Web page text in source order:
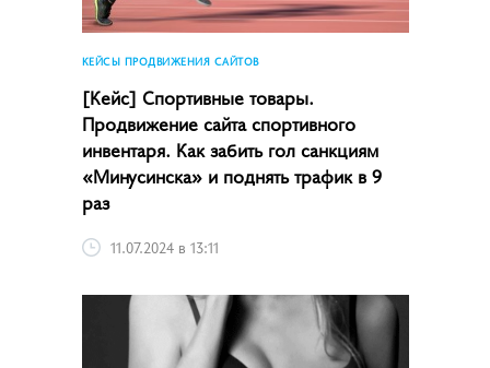
КЕЙСЫ ПРОДВИЖЕНИЯ САЙТОВ
[Кейс] Спортивные товары.
Продвижение сайта спортивного
инвентаря. Как забить гол санкциям
«Минусинска» и поднять трафик в 9
раз
11.07.2024 в 13:11